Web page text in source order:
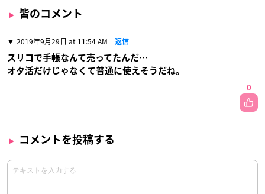
皆のコメント
2019年9月29日 at 11:54 AM 返信
スリコで手帳なんて売ってたんだ…
オタ活だけじゃなくて普通に使えそうだね。
0
コメントを投稿する